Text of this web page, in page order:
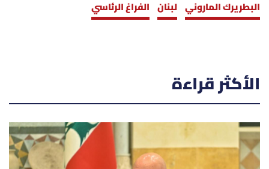
البطريرك الماروني لبنان الفراغ الرئاسي
الأكثر قراءة